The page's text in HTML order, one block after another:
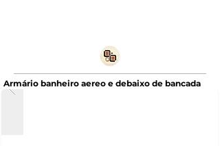
Armário banheiro aereo e debaixo de bancada